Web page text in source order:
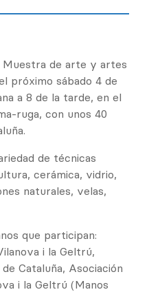
Muestra de arte y artes
próximo sábado 4 de
a 8 de la tarde, en el
ruga, con unos 40
de técnicas
cerámica, vidrio,
naturales, velas,
que participan:
i la Geltrú,
Cataluña, Asociación
i la Geltrú (Manos